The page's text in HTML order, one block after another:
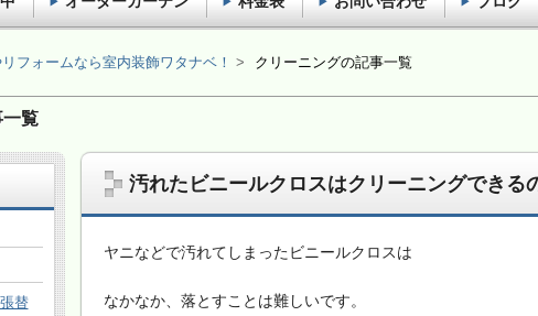
覧
汚れたビニールクロスはクリーニングできる
ヤニなどで汚れてしまったビニールクロスは
なかなか、落とすことは難しいです。
替
フォームなら室内装飾ワタナベ！ クリーニングの記事一覧